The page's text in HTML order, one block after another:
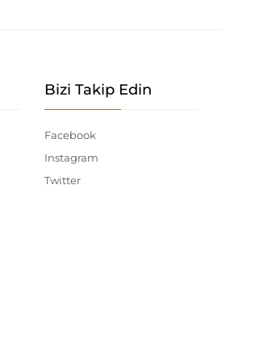
Bizi Takip Edin
Facebook
Instagram
Twitter